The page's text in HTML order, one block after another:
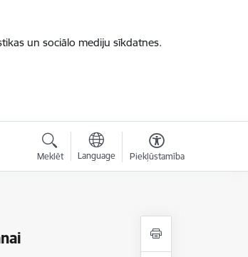
un sociālo mediju sīkdatnes.
Meklēt Language Piekļūstamība